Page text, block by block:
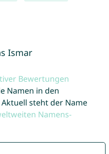
Ismar
Bewertungen
Namen in den
steht der Name
Namens-